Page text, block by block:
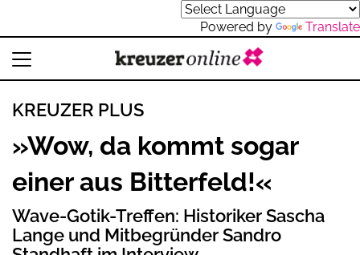
Powered by Translate
KREUZER PLUS
»Wow, da kommt sogar
einer aus Bitterfeld!«
Wave-Gotik-Treffen: Historiker Sascha
Lange und Mitbegründer Sandro